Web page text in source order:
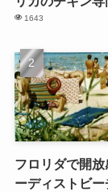
1643
フロリダで開放
ーディストビー